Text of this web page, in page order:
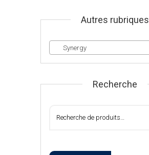
Autres rubriques
Synergy
Recherche